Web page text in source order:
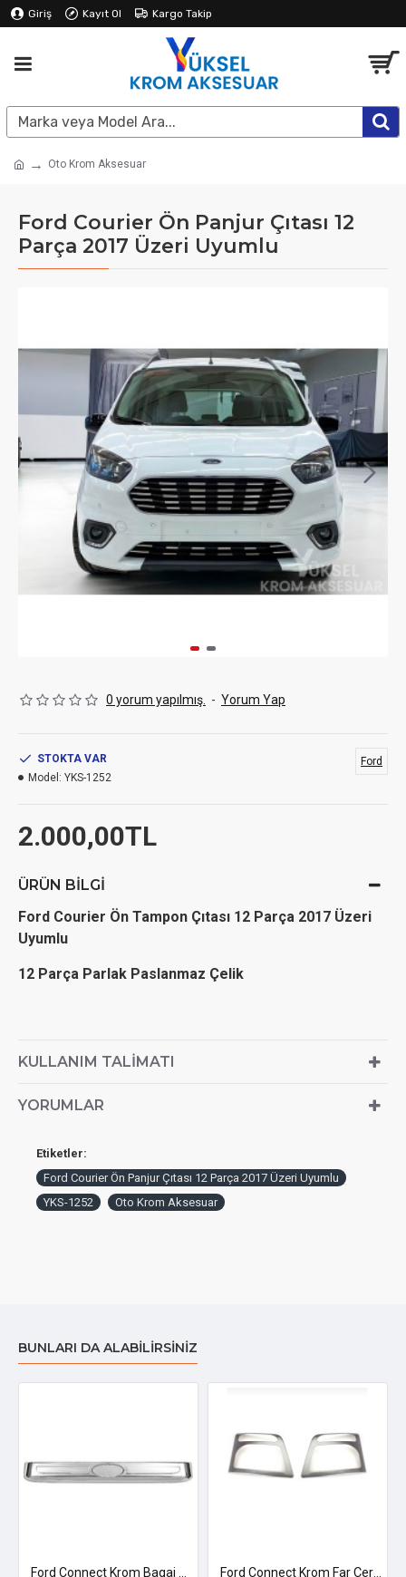
Giriş Kayıt Ol Kargo Takip
Oto Krom Aksesuar
Ford Courier Ön Panjur Çıtası 12
Parça 2017 Üzeri Uyumlu
0 yorum yapılmış. - Yorum Yap
2.000,00TL
STOKTA VAR
Model: YKS-1252
Ford
ÜRÜN BILGI
Ford Courier Ön Tampon Çıtası 12 Parça 2017 Üzeri
Uyumlu
12 Parça Parlak Paslanmaz Çelik
KULLANIM TALIMATI
YORUMLAR
Etiketler:
Ford Courier Ön Panjur Çıtası 12 Parça 2017 Üzeri Uyumlu
YKS-1252
Oto Krom Aksesuar
BUNLARI DA ALABILIRSINIZ